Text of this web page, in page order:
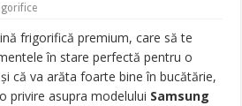
frigorifică premium, care să te
în stare perfectă pentru o
că va arăta foarte bine în bucătărie,
privire asupra modelului Samsung